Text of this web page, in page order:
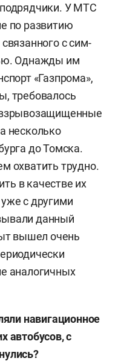
У МТС
по развитию
ссим-
Однажды им
«Газпрома»,
требовалось
взрывозащищенные
несколько
доТомска.
охватить трудно.
в качестве их
с другими
данный
вышел очень
аналогичных
навигационное
автобусов, с